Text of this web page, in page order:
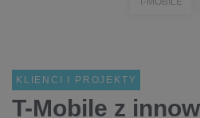
KLIENCI I PROJEKTY
T-Mobile z